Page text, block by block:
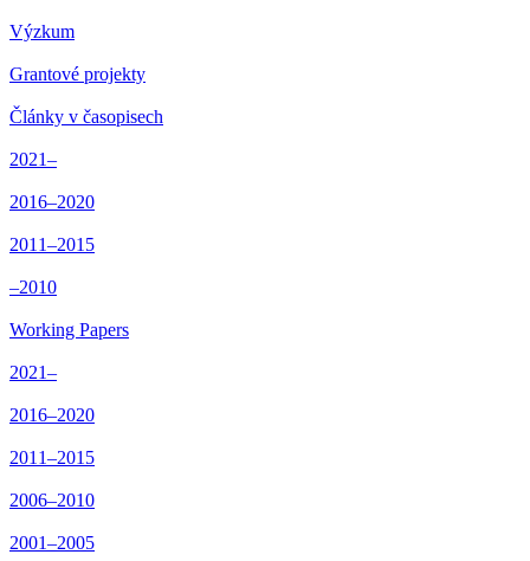
Výzkum
Grantové projekty
Články v časopisech
2021–
2016–2020
2011–2015
–2010
Working Papers
2021–
2016–2020
2011–2015
2006–2010
2001–2005